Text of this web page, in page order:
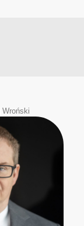
Wroński